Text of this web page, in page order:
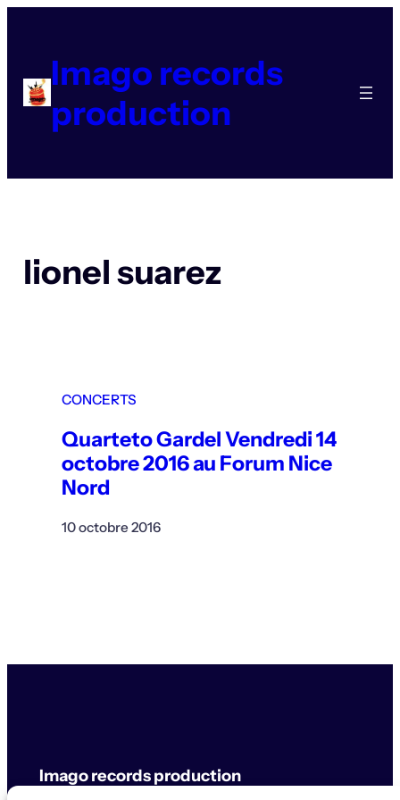
contenuImago records
production
lionel suarez
CONCERTS
Quarteto Gardel Vendredi 14
octobre 2016 au Forum Nice
Nord
10 octobre 2016
Imago records production